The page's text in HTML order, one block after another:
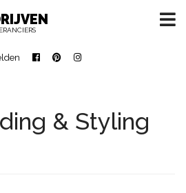
& Styling